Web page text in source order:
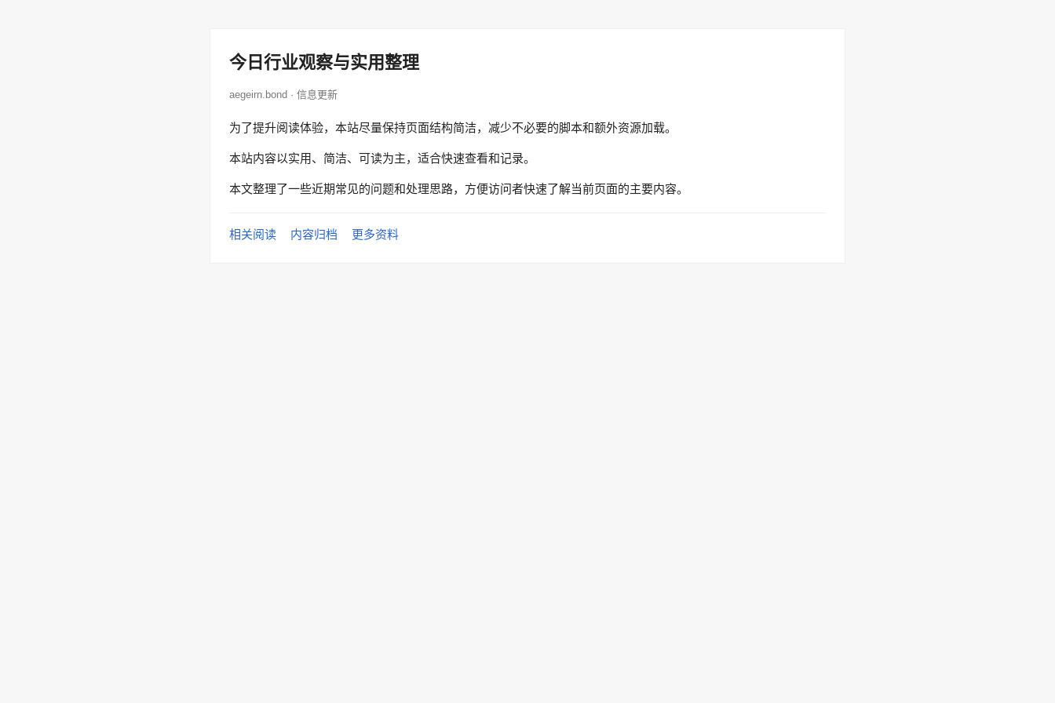
今日行业观察与实用整理
aegeirn.bond · 信息更新
为了提升阅读体验，本站尽量保持页面结构简洁，减少不必要的脚本和额外资源加载。
本站内容以实用、简洁、可读为主，适合快速查看和记录。
本文整理了一些近期常见的问题和处理思路，方便访问者快速了解当前页面的主要内容。
相关阅读 内容归档 更多资料